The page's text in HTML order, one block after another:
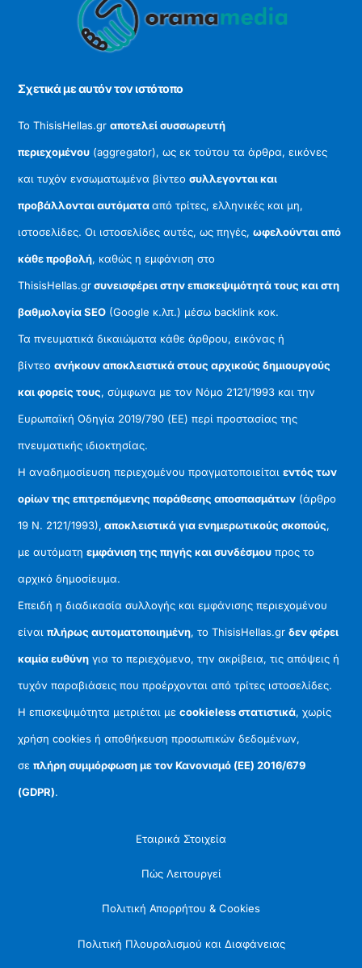
To
Σχετικά με αυτόν τον ιστότοπο
Το ThisisHellas.grαποτελεί συσσωρευτή
περιεχομένου (aggregator), ως εκ τούτου τα άρθρα, εικόνες
και τυχόν ενσωματωμένα βίντεοσυλλεγονται και
προβάλλονται αυτόματααπό τρίτες, ελληνικές και μη,
ιστοσελίδες. Οι ιστοσελίδες αυτές, ως πηγές,ωφελούνται από
κάθε προβολή, καθώς η εμφάνιση στο
ThisisHellas.grσυνεισφέρει στην επισκεψιμότητά τους και στη
βαθμολογία SEO (Google κ.λπ.) μέσω backlink κοκ.
Τα πνευματικά δικαιώματα κάθε άρθρου, εικόνας ή
βίντεοανήκουν αποκλειστικά στους αρχικούς δημιουργούς
και φορείς τους, σύμφωνα με τον Νόμο 2121/1993 και την
Ευρωπαϊκή Οδηγία 2019/790 (ΕΕ) περί προστασίας της
πνευματικής ιδιοκτησίας.
Η αναδημοσίευση περιεχομένου πραγματοποιείταιεντός των
ορίων της επιτρεπόμενης παράθεσης αποσπασμάτων (άρθρο
19 Ν. 2121/1993), αποκλειστικά για ενημερωτικούς σκοπούς,
με αυτόματηεμφάνιση της πηγής και συνδέσμου προς το
αρχικό δημοσίευμα.
Επειδή η διαδικασία συλλογής και εμφάνισης περιεχομένου
είναιπλήρως αυτοματοποιημένη, το ThisisHellas.grδεν φέρει
καμία ευθύνη για το περιεχόμενο, την ακρίβεια, τις απόψεις ή
τυχόν παραβιάσεις που προέρχονται από τρίτες ιστοσελίδες.
Η επισκεψιμότητα μετριέται μεcookieless στατιστικά, χωρίς
χρήση cookies ή αποθήκευση προσωπικών δεδομένων,
σεπλήρη συμμόρφωση με τον Κανονισμό (ΕΕ) 2016/679
(GDPR).
Εταιρικά Στοιχεία
Πώς Λειτουργεί
Πολιτική Απορρήτου & Cookies
Πολιτική Πλουραλισμού και Διαφάνειας